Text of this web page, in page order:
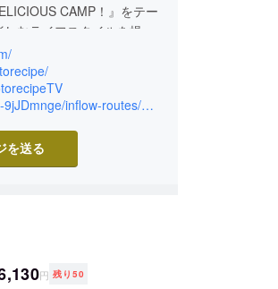
CAMP！』をテー
むライフスタイルを提案
ドメディアです。 約50名
飯レシピを1,000品以上
プ系インフルエンサーと
ーの皆様にキャンプを
報を発信しております。
トドア＆フードメディア
https://liff.line.me/2003001235-9jJDmnge/inflow-routes/959e9191b18f7f322f05
を送る
円 残り 50